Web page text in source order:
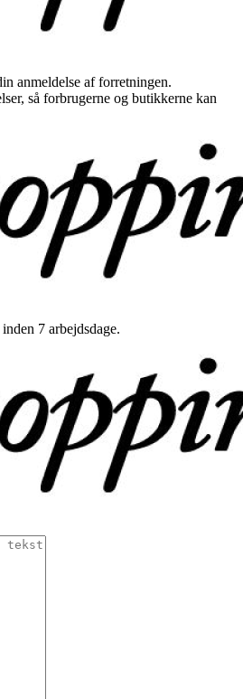
anmeldelse af forretningen.
så forbrugerne og butikkerne kan
7 arbejdsdage.